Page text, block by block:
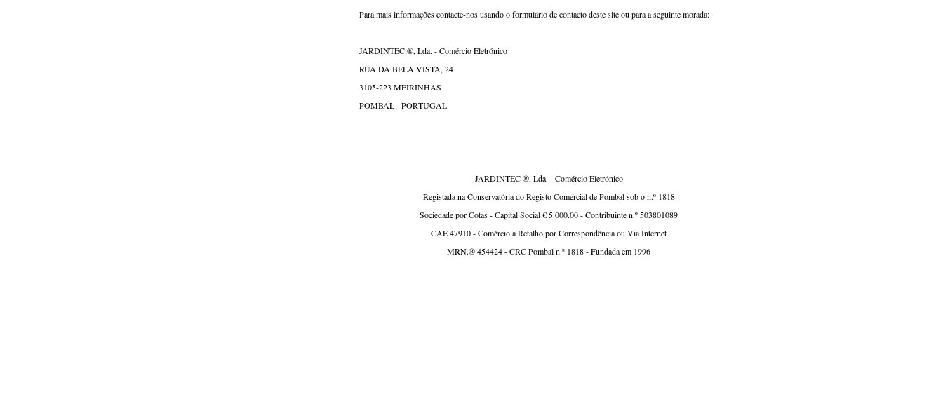
Para mais informações contacte-nos usando o formulário de contacto deste site ou para a seguinte morada:
JARDINTEC ®, Lda. - Comércio Eletrónico
RUA DA BELA VISTA, 24
3105-223 MEIRINHAS
POMBAL - PORTUGAL
JARDINTEC ®, Lda. - Comércio Eletrónico
Registada na Conservatória do Registo Comercial de Pombal sob o n.º 1818
Sociedade por Cotas - Capital Social € 5.000.00 - Contribuinte n.º 503801089
CAE 47910 - Comércio a Retalho por Correspondência ou Via Internet
MRN.® 454424 - CRC Pombal n.º 1818 - Fundada em 1996